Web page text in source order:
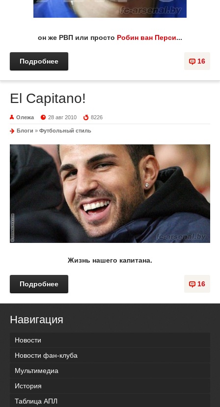
он же РВП или просто Робин ван Перси...
16
Подробнее
El Capitano!
Олежа 28 авг 2010 8226
Блоги » Футбольный стиль
Жизнь нашего капитана.
16
Подробнее
Навигация
Новости
Новости фан-клуба
Мультимедиа
История
Таблица АПЛ